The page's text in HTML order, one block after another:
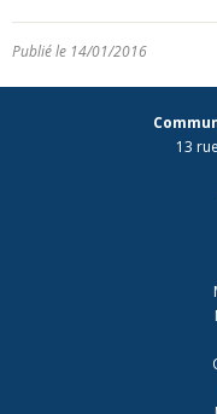
Publié le 14/01/2016
13